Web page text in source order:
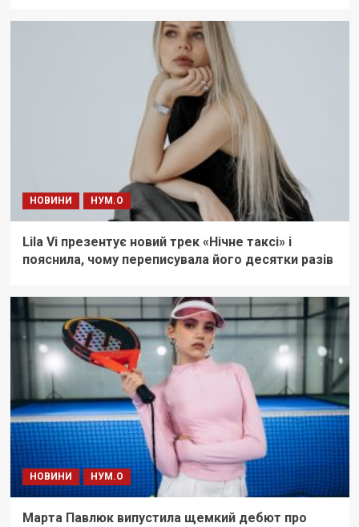
НОВИНИ НУМ.О
Lila Vi презентує новий трек «Нічне таксі» і
пояснила, чому переписувала його десятки разів
НОВИНИ НУМ.О
Марта Павлюк випустила щемкий дебют про